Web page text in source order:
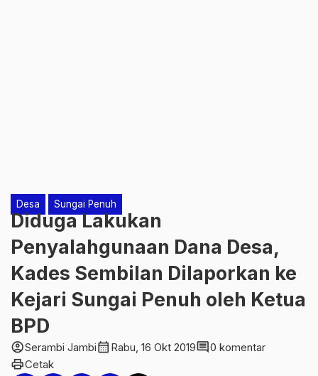
Desa Sungai Penuh
Diduga Lakukan
Penyalahgunaan Dana Desa,
Kades Sembilan Dilaporkan ke
Kejari Sungai Penuh oleh Ketua
BPD
account_circleSerambi Jambicalendar_month Rabu, 16 Okt 2019comment0 komentar
printCetak